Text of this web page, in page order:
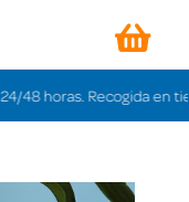
Recogida en